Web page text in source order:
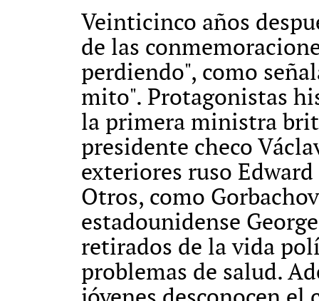
Veinticinco años
de las
perdiendo", como
mito". Protagonistas
la primera ministra
presidente checo
exteriores ruso
Otros, como
estadounidense
retirados de la vida
problemas de salud.